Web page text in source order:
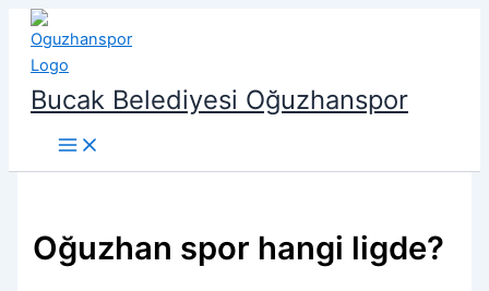
İçeriğe
atla
Bucak Belediyesi Oğuzhanspor
Oğuzhan spor hangi ligde?